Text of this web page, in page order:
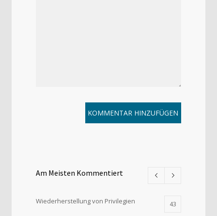
Am Meisten Kommentiert
Wiederherstellung von Privilegien 43